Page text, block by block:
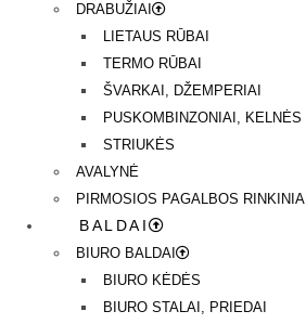
DRABUŽIAI
LIETAUS RŪBAI
TERMO RŪBAI
ŠVARKAI, DŽEMPERIAI
PUSKOMBINZONIAI, KELNĖS
STRIUKĖS
AVALYNĖ
PIRMOSIOS PAGALBOS RINKINIAI
BALDAI
BIURO BALDAI
BIURO KĖDĖS
BIURO STALAI, PRIEDAI